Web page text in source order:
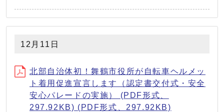
12月11日
北部自治体初！舞鶴市役所が自転車ヘルメッ
ト着用促進宣言します（認定書交付式・安全
安心パレードの実施） (PDF形式、
297.92KB) (PDF形式、297.92KB)